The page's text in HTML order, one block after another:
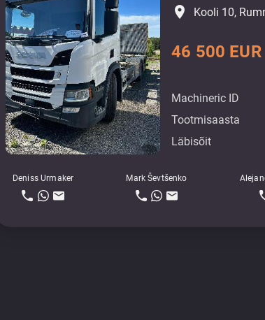
Machineric ID
Tootmisaasta
Läbisõit
Deniss Urmaker Mark Ševtšenko
46 500 EUR
place